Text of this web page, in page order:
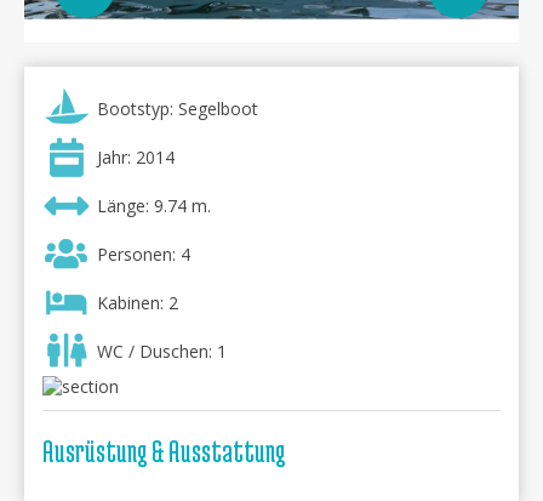
Bootstyp: Segelboot
Jahr: 2014
Länge: 9.74 m.
Personen: 4
Kabinen: 2
WC / Duschen: 1
Ausrüstung & Ausstattung